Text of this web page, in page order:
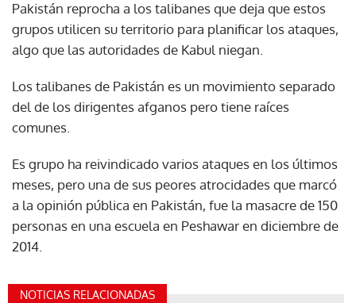
Pakistán reprocha a los talibanes que deja que estos
grupos utilicen su territorio para planificar los ataques,
algo que las autoridades de Kabul niegan.
Los talibanes de Pakistán es un movimiento separado
del de los dirigentes afganos pero tiene raíces
comunes.
Es grupo ha reivindicado varios ataques en los últimos
meses, pero una de sus peores atrocidades que marcó
a la opinión pública en Pakistán, fue la masacre de 150
personas en una escuela en Peshawar en diciembre de
2014.
NOTICIAS RELACIONADAS